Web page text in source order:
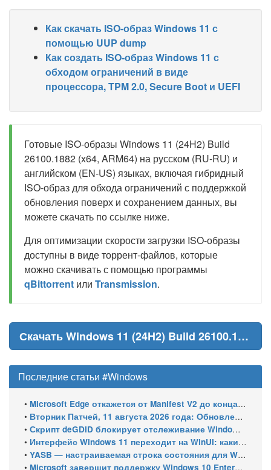
Как скачать ISO-образ Windows 11 с
помощью UUP dump
Как создать ISO-образ Windows 11 с
обходом ограничений в виде
процессора, TPM 2.0, Secure Boot и UEFI
Готовые ISO-образы Windows 11 (24H2) Build
26100.1882 (x64, ARM64) на русском (RU-RU) и
английском (EN-US) языках, включая гибридный
ISO-образ для обхода ограничений с поддержкой
обновления поверх и сохранением данных, вы
можете скачать по ссылке ниже.
Для оптимизации скорости загрузки ISO-образы
доступны в виде торрент-файлов, которые
можно скачивать с помощью программы
qBittorrent или Transmission.
Скачать Windows 11 (24H2) Build 26100.1882
Последние статьи #Windows
• Microsoft Edge откажется от Manifest V2 до конца 2026 года – классический uBlock Origin перестанет работать
• Вторник Патчей, 11 августа 2026 года: Обновления безопасности для Windows 11 (включая KB5121003), ESU-обновления для Windows 10
• Скрипт deGDID блокирует отслеживание Windows по глобальному идентификатору устройства
• Интерфейс Windows 11 переходит на WinUI: какие системные элементы обновит Microsoft
• YASB — настраиваемая строка состояния для Windows с виджетами и поддержкой нескольких мониторов
• Microsoft завершит поддержку Windows 10 Enterprise LTSC 2021 в январе 2027 года. ESU продлят обновления до января 2030 года